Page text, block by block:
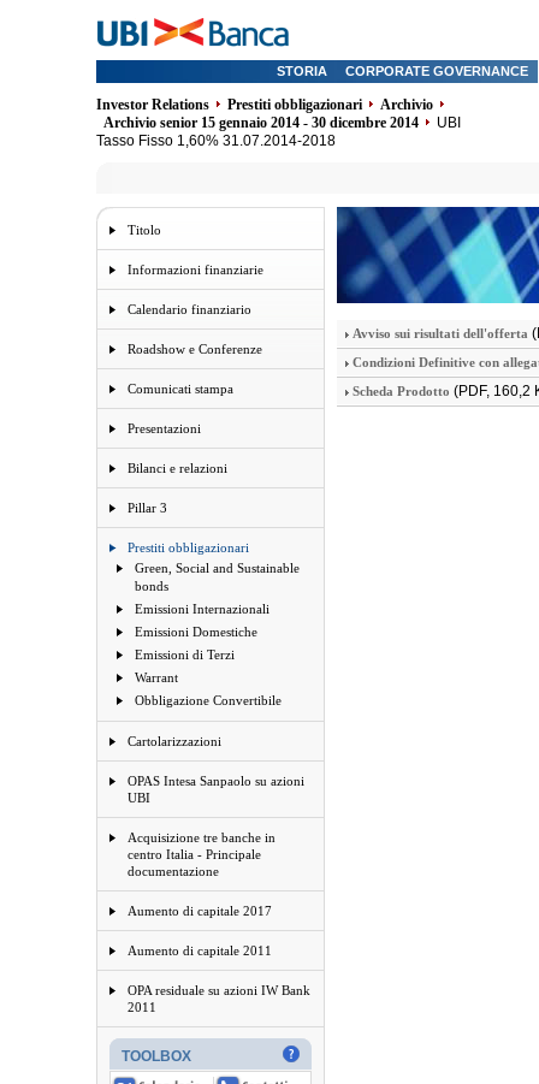
STORIA CORPORATE GOVERNANCE
Investor Relations Prestiti obbligazionari
Archivio
Archivio senior 15 gennaio 2014 - 30 dicembre 2014
UBI
Tasso Fisso 1,60% 31.07.2014-2018
Titolo
Informazioni finanziarie
Calendario finanziario
Roadshow e Conferenze
Comunicati stampa
Presentazioni
Bilanci e relazioni
Pillar 3
Prestiti obbligazionari
Green, Social and Sustainable
bonds
Emissioni Internazionali
Emissioni Domestiche
Emissioni di Terzi
Warrant
Obbligazione Convertibile
Cartolarizzazioni
OPAS Intesa Sanpaolo su azioni
UBI
Acquisizione tre banche in
centro Italia - Principale
documentazione
Aumento di capitale 2017
Aumento di capitale 2011
OPA residuale su azioni IW Bank
2011
TOOLBOX
Avviso sui risultati dell'offerta
Condizioni Definitive con
Scheda Prodotto (PDF, 160,2